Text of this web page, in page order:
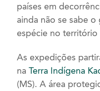
países em
ainda não se sabe
espécie no território
As expedições
naTerra Indígena
(MS). A área